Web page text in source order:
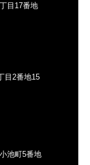
目17番地
目2番地15
池町5番地